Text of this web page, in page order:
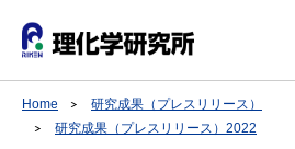
Home
研究成果（プレスリリース）
研究成果（プレスリリース）2022